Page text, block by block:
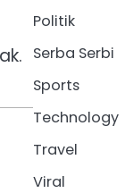
Politik
Serba Serbi
Sports
Technology
Travel
Viral